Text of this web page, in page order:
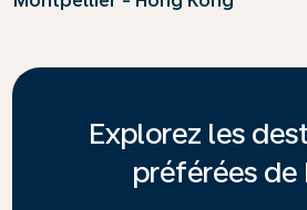
Explorez les
préférées de